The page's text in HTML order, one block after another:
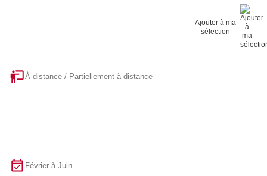
Ajouter à ma
sélection
À distance / Partiellement à distance
Février à Juin